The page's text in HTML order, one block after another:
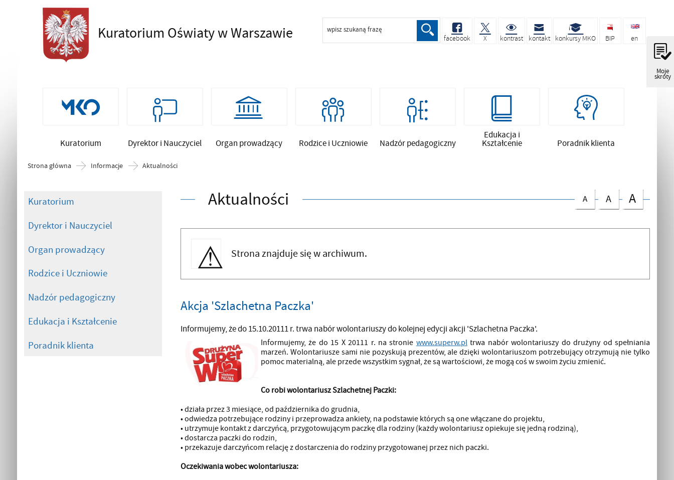
Moje
skróty
Kuratorium Oświatyw Warszawie wpisz szukaną frazę
Szukaj
facebook X kontrast kontakt konkursy MKO BIP en
Kuratorium Dyrektor i Nauczyciel Organ prowadzący Rodzice i Uczniowie Nadzór pedagogiczny
Edukacja i
Kształcenie Poradnik klienta
Strona główna Informacje Aktualności
Kuratorium
Dyrektor i Nauczyciel
Organ prowadzący
Rodzice i Uczniowie
Nadzór pedagogiczny
Edukacja i Kształcenie
Poradnik klienta
Aktualności A A A
Strona znajduje się w archiwum.
Akcja 'Szlachetna Paczka'
Informujemy, że do 15.10.20111 r. trwa nabór wolontariuszy do kolejnej edycji akcji 'Szlachetna Paczka'.
Informujemy, że do 15 X 20111 r. na stronie www.superw.pltrwa nabór wolontariuszy do drużyny od spełniania
marzeń. Wolontariusze sami nie pozyskują prezentów, ale dzięki wolontariuszom potrzebujący otrzymują nie tylko
pomoc materialną, ale przede wszystkim sygnał, że są wartościowi, że mogą coś w swoim życiu zmienić.
Co robi wolontariusz Szlachetnej Paczki:
• działa przez 3 miesiące, od października do grudnia,
• odwiedza potrzebujące rodziny i przeprowadza ankiety, na podstawie których są one włączane do projektu,
• utrzymuje kontakt z darczyńcą, przygotowującym paczkę dla rodziny (każdy wolontariusz opiekuje się jedną rodziną),
• dostarcza paczki do rodzin,
• przekazuje darczyńcom relację z dostarczenia do rodziny przygotowanej przez nich paczki.
Oczekiwania wobec wolontariusza: